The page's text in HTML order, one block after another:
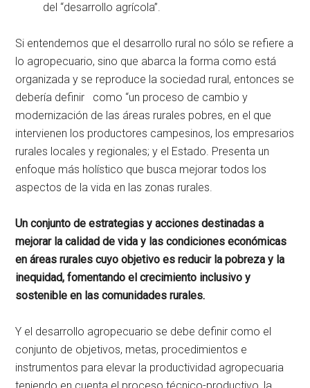
del “desarrollo agrícola”.
Si entendemos que el desarrollo rural no sólo se refiere a
lo agropecuario, sino que abarca la forma como está
organizada y se reproduce la sociedad rural, entonces se
debería definir como “un proceso de cambio y
modernización de las áreas rurales pobres, en el que
intervienen los productores campesinos, los empresarios
rurales locales y regionales; y el Estado. Presenta un
enfoque más holístico que busca mejorar todos los
aspectos de la vida en las zonas rurales.
Un conjunto de estrategias y acciones destinadas a
mejorar la calidad de vida y las condiciones económicas
en áreas rurales cuyo objetivo es reducir la pobreza y la
inequidad, fomentando el crecimiento inclusivo y
sostenible en las comunidades rurales.
Y el desarrollo agropecuario se debe definir como el
conjunto de objetivos, metas, procedimientos e
instrumentos para elevar la productividad agropecuaria